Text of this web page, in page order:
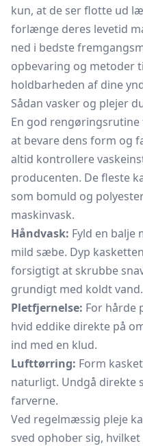
kun, at de ser flotte ud
forlænge deres levetid
ned i bedste
opbevaring og metoder
holdbarheden af dine
Sådan vasker og plejer
En god
at bevare dens form og
altid kontrollere
producenten. De fleste
som bomuld og
maskinvask.
Håndvask: Fyld en
mild sæbe. Dyp
forsigtigt at skrubbe
grundigt med koldt vand.
Pletfjernelse: For hårde
hvid eddike direkte på
ind med en klud.
Lufttørring: Form
naturligt. Undgå direkte
farverne.
Ved regelmæssig pleje
sved ophober sig,